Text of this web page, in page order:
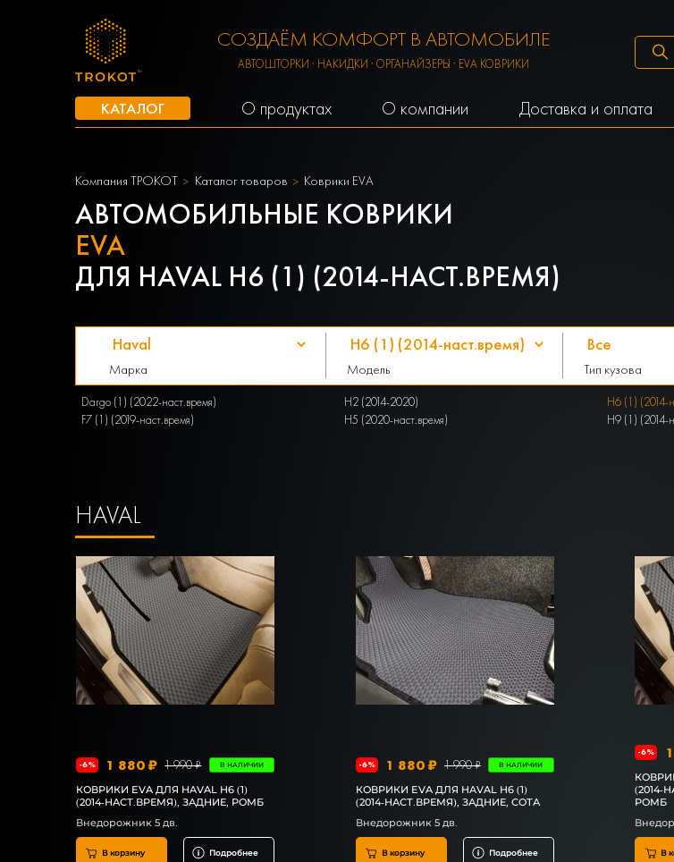
СОЗДАЁМ КОМФОРТ В АВТОМОБИЛЕ
АВТОШТОРКИ · НАКИДКИ · ОРГАНАЙЗЕРЫ · EVA КОВРИКИ
КАТАЛОГ О продуктах О компании Доставка и оплата
Компания ТРОКОТ Каталог товаров Коврики EVA
АВТОМОБИЛЬНЫЕ КОВРИКИ
EVA
ДЛЯ HAVAL H6 (1) (2014-НАСТ.ВРЕМЯ)
Марка Модель Тип кузова
Dargo (1) (2022-наст.время)
F7 (1) (2019-наст.время)
H2 (2014-2020)
H5 (2020-наст.время)
H6 (1) (2014-
H9 (1) (2014-
HAVAL
-6% 1 880 ₽ 1 990 ₽ В НАЛИЧИИ
КОВРИКИ EVA ДЛЯ HAVAL H6 (1)
(2014-НАСТ.ВРЕМЯ), ЗАДНИЕ, РОМБ
Внедорожник 5 дв.
В корзину Подробнее
-6% 1 880 ₽ 1 990 ₽ В НАЛИЧИИ
КОВРИКИ EVA ДЛЯ HAVAL H6 (1)
(2014-НАСТ.ВРЕМЯ), ЗАДНИЕ, СОТА
Внедорожник 5 дв.
В корзину Подробнее
-6%
(2014-
РОМБ
В